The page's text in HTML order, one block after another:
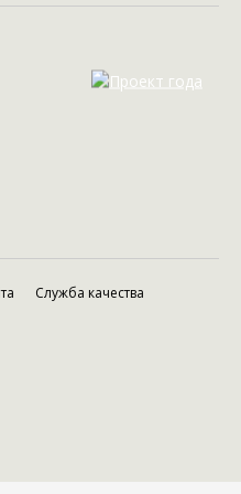
Служба качества